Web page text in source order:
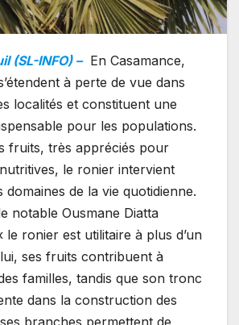
(SL-INFO) – En Casamance,
à perte de vue dans
localités et constituent une
pour les populations.
fruits, très appréciés pour
le ronier intervient
domaines de la vie quotidienne.
notable Ousmane Diatta
le ronier est utilitaire à plus d’un
ses fruits contribuent à
familles, tandis que son tronc
dans la construction des
branches permettent de